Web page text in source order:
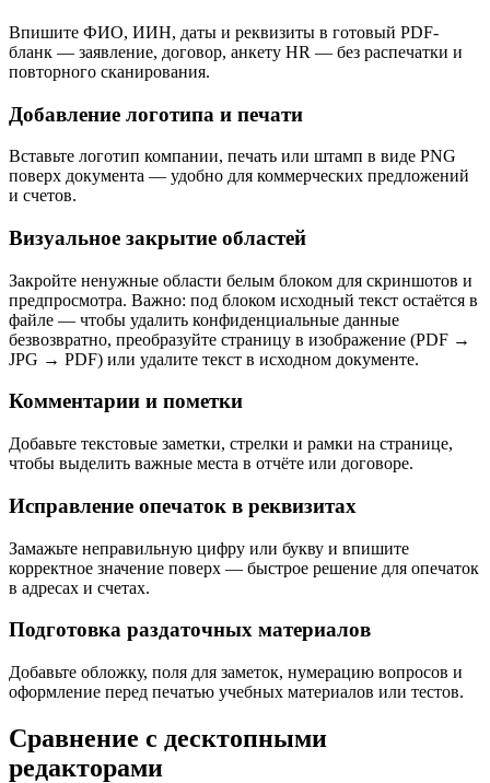
Впишите ФИО, ИИН, даты и реквизиты в готовый PDF-
бланк — заявление, договор, анкету HR — без распечатки и
повторного сканирования.
Добавление логотипа и печати
Вставьте логотип компании, печать или штамп в виде PNG
поверх документа — удобно для коммерческих предложений
и счетов.
Визуальное закрытие областей
Закройте ненужные области белым блоком для скриншотов и
предпросмотра. Важно: под блоком исходный текст остаётся в
файле — чтобы удалить конфиденциальные данные
безвозвратно, преобразуйте страницу в изображение (PDF →
JPG → PDF) или удалите текст в исходном документе.
Комментарии и пометки
Добавьте текстовые заметки, стрелки и рамки на странице,
чтобы выделить важные места в отчёте или договоре.
Исправление опечаток в реквизитах
Замажьте неправильную цифру или букву и впишите
корректное значение поверх — быстрое решение для опечаток
в адресах и счетах.
Подготовка раздаточных материалов
Добавьте обложку, поля для заметок, нумерацию вопросов и
оформление перед печатью учебных материалов или тестов.
Сравнение с десктопными
редакторами